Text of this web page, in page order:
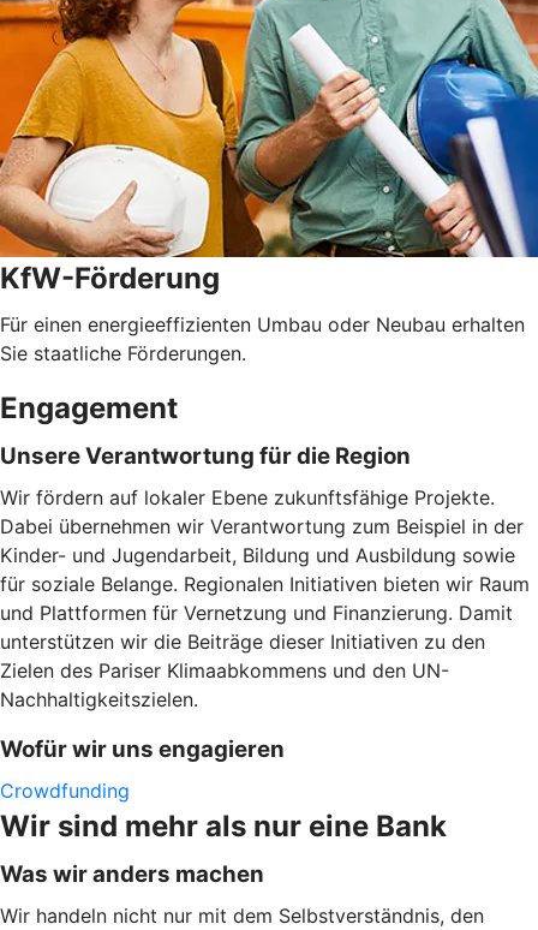
KfW-Förderung
Für einen energieeffizienten Umbau oder Neubau erhalten
Sie staatliche Förderungen.
Engagement
Unsere Verantwortung für die Region
Wir fördern auf lokaler Ebene zukunftsfähige Projekte.
Dabei übernehmen wir Verantwortung zum Beispiel in der
Kinder- und Jugendarbeit, Bildung und Ausbildung sowie
für soziale Belange. Regionalen Initiativen bieten wir Raum
und Plattformen für Vernetzung und Finanzierung. Damit
unterstützen wir die Beiträge dieser Initiativen zu den
Zielen des Pariser Klimaabkommens und den UN-
Nachhaltigkeitszielen.
Wofür wir uns engagieren
Crowdfunding
Wir sind mehr als nur eine Bank
Was wir anders machen
Wir handeln nicht nur mit dem Selbstverständnis, den